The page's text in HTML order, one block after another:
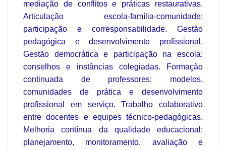
mediação de conflitos e práticas restaurativas.
Articulação escola-família-comunidade:
participação e corresponsabilidade. Gestão
pedagógica e desenvolvimento profissional.
Gestão democrática e participação na escola:
conselhos e instâncias colegiadas. Formação
continuada de professores: modelos,
comunidades de prática e desenvolvimento
profissional em serviço. Trabalho colaborativo
entre docentes e equipes técnico-pedagógicas.
Melhoria contínua da qualidade educacional:
planejamento, monitoramento, avaliação e